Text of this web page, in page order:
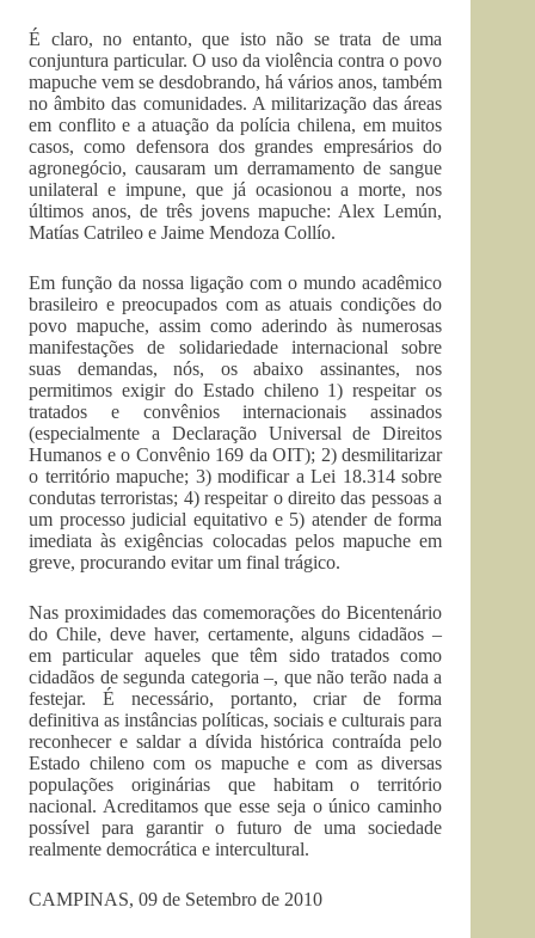
É claro, no entanto, que isto não se trata de uma
conjuntura particular. O uso da violência contra o povo
mapuche vem se desdobrando, há vários anos, também
no âmbito das comunidades. A militarização das áreas
em conflito e a atuação da polícia chilena, em muitos
casos, como defensora dos grandes empresários do
agronegócio, causaram um derramamento de sangue
unilateral e impune, que já ocasionou a morte, nos
últimos anos, de três jovens mapuche: Alex Lemún,
Matías Catrileo e Jaime Mendoza Collío.
Em função da nossa ligação com o mundo acadêmico
brasileiro e preocupados com as atuais condições do
povo mapuche, assim como aderindo às numerosas
manifestações de solidariedade internacional sobre
suas demandas, nós, os abaixo assinantes, nos
permitimos exigir do Estado chileno 1) respeitar os
tratados e convênios internacionais assinados
(especialmente a Declaração Universal de Direitos
Humanos e o Convênio 169 da OIT); 2) desmilitarizar
o território mapuche; 3) modificar a Lei 18.314 sobre
condutas terroristas; 4) respeitar o direito das pessoas a
um processo judicial equitativo e 5) atender de forma
imediata às exigências colocadas pelos mapuche em
greve, procurando evitar um final trágico.
Nas proximidades das comemorações do Bicentenário
do Chile, deve haver, certamente, alguns cidadãos –
em particular aqueles que têm sido tratados como
cidadãos de segunda categoria –, que não terão nada a
festejar. É necessário, portanto, criar de forma
definitiva as instâncias políticas, sociais e culturais para
reconhecer e saldar a dívida histórica contraída pelo
Estado chileno com os mapuche e com as diversas
populações originárias que habitam o território
nacional. Acreditamos que esse seja o único caminho
possível para garantir o futuro de uma sociedade
realmente democrática e intercultural.
CAMPINAS, 09 de Setembro de 2010